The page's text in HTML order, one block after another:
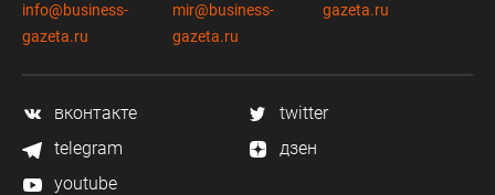
info@business-
gazeta.ru
mir@business-
gazeta.ru
gazeta.ru
вконтакте
twitter
telegram
дзен
youtube